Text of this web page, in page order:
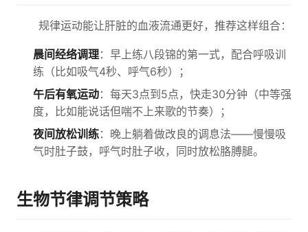
规律运动能让肝脏的血液流通更好，推荐这样组合：
晨间经络调理：早上练八段锦的第一式，配合呼吸训
练（比如吸气4秒、呼气6秒）；
午后有氧运动：每天3点到5点，快走30分钟（中等强
度，比如能说话但喘不上来歌的节奏）；
夜间放松训练：晚上躺着做改良的调息法——慢慢吸
气时肚子鼓，呼气时肚子收，同时放松胳膊腿。
生物节律调节策略